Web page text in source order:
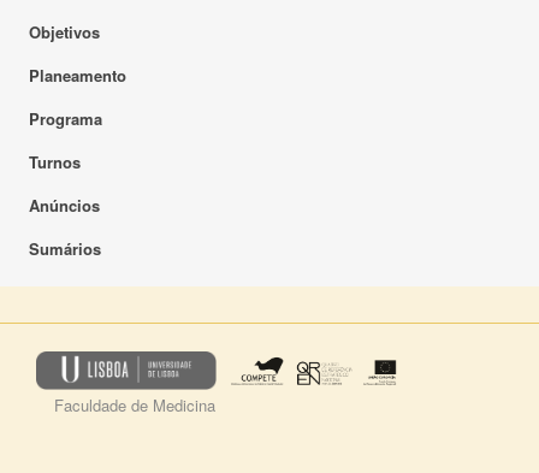
Objetivos
Planeamento
Programa
Turnos
Anúncios
Sumários
Faculdade de Medicina